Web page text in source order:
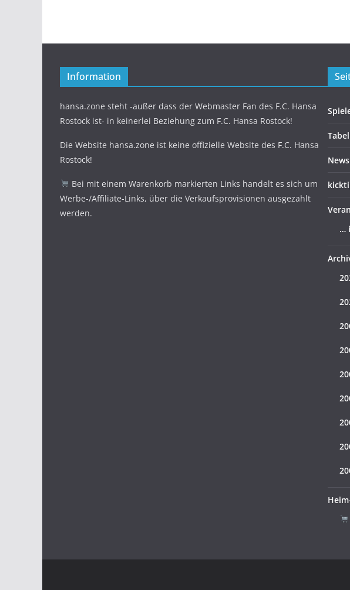
Information
hansa.zone steht -außer dass der Webmaster Fan des F.C. Hansa
Rostock ist- in keinerlei Beziehung zum F.C. Hansa Rostock!
Die Website hansa.zone ist keine offizielle Website des F.C. Hansa
Rostock!
Bei mit einem Warenkorb markierten Links handelt es sich um
Werbe-/Affiliate-Links, über die Verkaufsprovisionen ausgezahlt
werden.
News
…